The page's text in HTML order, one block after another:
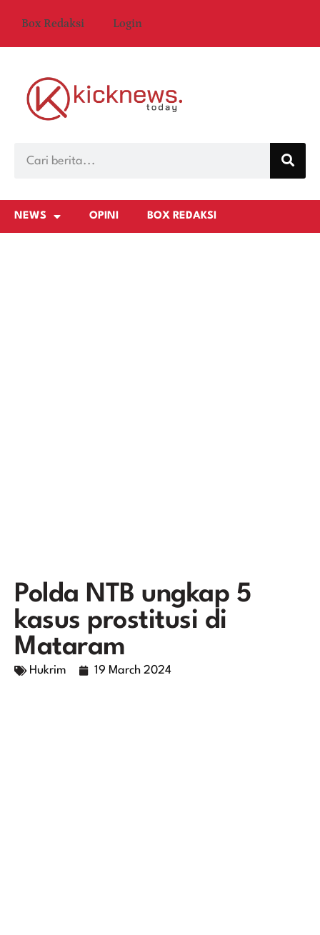
Box Redaksi Login
NEWS OPINI BOX REDAKSI
Polda NTB ungkap 5
kasus prostitusi di
Mataram
Hukrim 19 March 2024